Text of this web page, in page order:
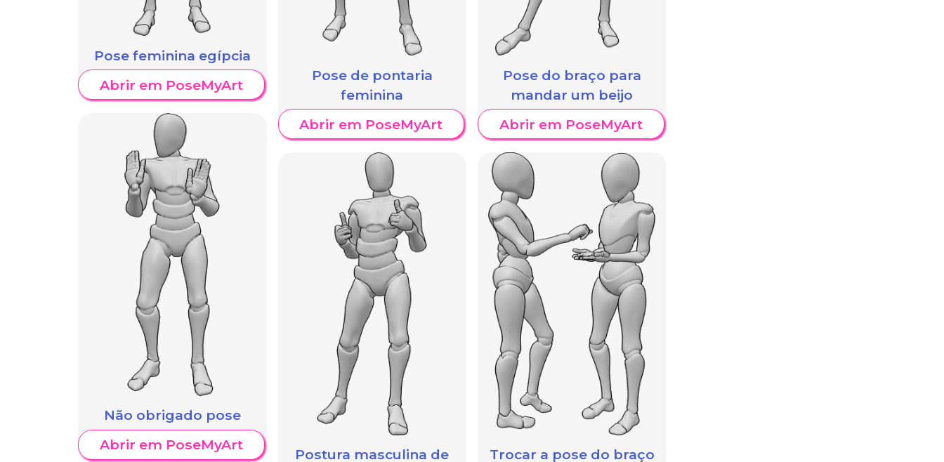
Pose feminina egípcia
Abrir em PoseMyArt
Não obrigado pose
Abrir em PoseMyArt
Pose de pontaria
feminina
Abrir em PoseMyArt
Postura masculina de
Pose do braço para
mandar um beijo
Abrir em PoseMyArt
Trocar a pose do braço